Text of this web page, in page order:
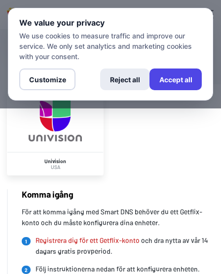
KANALER
Univision
Univision
USA
Komma igång
För att komma igång med Smart DNS behöver du ett Getflix-
konto och du måste konfigurera dina enheter.
1 Registrera dig för ett Getflix-konto och dra nytta av vår 14
dagars gratis provperiod.
2 Följ instruktionerna nedan för att konfigurera enheten.
We value your privacy
We use cookies to measure traffic and improve our
service. We only set analytics and marketing cookies
with your consent.
Customize Reject all Accept all